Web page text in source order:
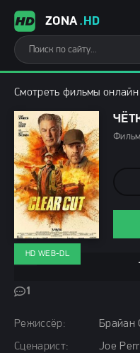
ZONA.HD
Смотреть фильмы онлайн
Режиссёр:
Брайан
Сценарист:
Joe
1
HD WEB-DL